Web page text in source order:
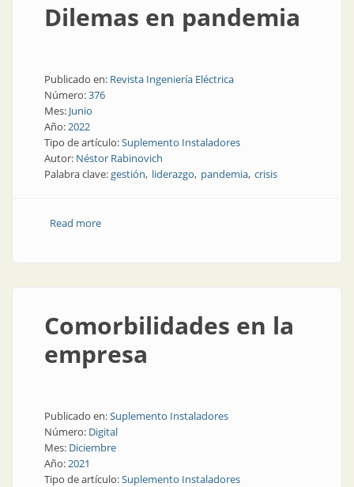
Dilemas en pandemia
Publicado en: Revista Ingeniería Eléctrica
Número:376
Mes: Junio
Año:2022
Tipo de artículo:Suplemento Instaladores
Autor: Néstor Rabinovich
Palabra clave:gestión liderazgo pandemia crisis
Read moreabout Dilemas en pandemia
Comorbilidades en la
empresa
Publicado en:Suplemento Instaladores
Número: Digital
Mes: Diciembre
Año:2021
Tipo de artículo:Suplemento Instaladores